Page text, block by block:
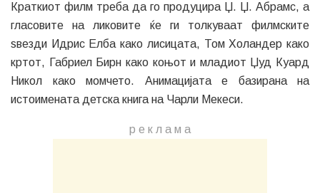
Краткиот филм треба да го продуцира Џ. Џ. Абрамс, а
гласовите на ликовите ќе ги толкуваат филмските
ѕвезди Идрис Елба како лисицата, Том Холандер како
кртот, Габриел Бирн како коњот и младиот Џуд Куард
Никол како момчето. Анимацијата е базирана на
истоимената детска книга на Чарли Мекеси.
р е к л а м a